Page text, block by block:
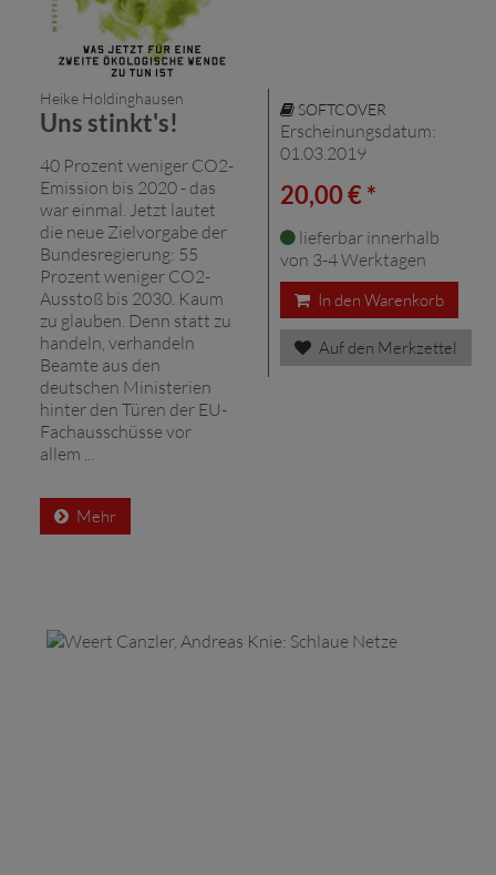
Heike Holdinghausen
Uns stinkt's!
40 Prozent weniger CO2-
Emission bis 2020 - das
war einmal. Jetzt lautet
die neue Zielvorgabe der
Bundesregierung: 55
Prozent weniger CO2-
Ausstoß bis 2030. Kaum
zu glauben. Denn statt zu
handeln, verhandeln
Beamte aus den
deutschen Ministerien
hinter den Türen der EU-
Fachausschüsse vor
allem ...
Mehr
SOFTCOVER
Erscheinungsdatum:
01.03.2019
20,00 € *
lieferbar innerhalb
von 3-4 Werktagen
In den Warenkorb
Auf den Merkzettel